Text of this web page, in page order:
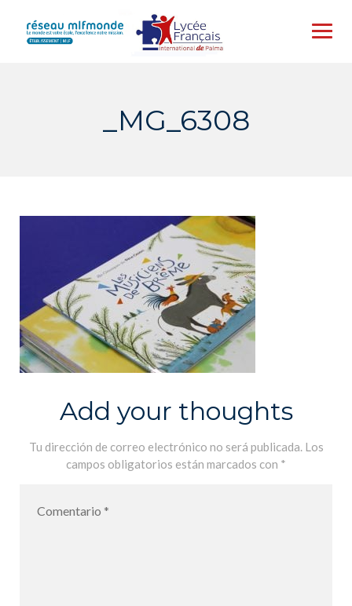
content
_MG_6308
Add your thoughts
Tu dirección de correo electrónico no será publicada. Los
campos obligatorios están marcados con *